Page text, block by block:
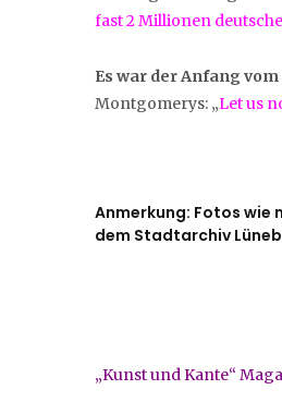
fast 2 Millionen
Es war der Anfang
Montgomerys: „Let us
Anmerkung: Fotos wie
dem Stadtarchiv
„Kunst und Kante“